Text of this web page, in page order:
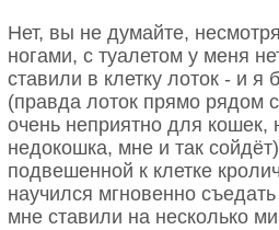
Нет, вы не думайте,
ногами, с туалетом у меня
ставили в клетку лоток - и я
(правда лоток прямо рядом
очень неприятно для кошек,
недокошка, мне и так
подвешенной к клетке
научился мгновенно съедать
мне ставили на несколько